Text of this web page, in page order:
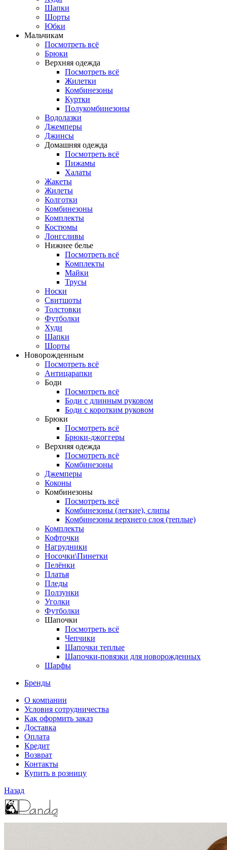
Шапки
Шорты
Юбки
Мальчикам
Посмотреть всё
Брюки
Верхняя одежда
Посмотреть всё
Жилетки
Комбинезоны
Куртки
Полукомбинезоны
Водолазки
Джемперы
Джинсы
Домашняя одежда
Посмотреть всё
Пижамы
Халаты
Жакеты
Жилеты
Колготки
Комбинезоны
Комплекты
Костюмы
Лонгсливы
Нижнее белье
Посмотреть всё
Комплекты
Майки
Трусы
Носки
Свитшоты
Толстовки
Футболки
Худи
Шапки
Шорты
Новорожденным
Посмотреть всё
Антицарапки
Боди
Посмотреть всё
Боди с длинным руковом
Боди с коротким руковом
Брюки
Посмотреть всё
Брюки-джоггеры
Верхняя одежда
Посмотреть всё
Комбинезоны
Джемперы
Коконы
Комбинезоны
Посмотреть всё
Комбинезоны (легкие), слипы
Комбинезоны верхнего слоя (теплые)
Комплекты
Кофточки
Нагрудники
Носочки\Пинетки
Пелёнки
Платья
Пледы
Ползунки
Уголки
Футболки
Шапочки
Посмотреть всё
Чепчики
Шапочки теплые
Шапочки-повязки для новорожденных
Шарфы
Бренды
О компании
Условия сотрудничества
Как оформить заказ
Доставка
Оплата
Кредит
Возврат
Контакты
Купить в розницу
Назад